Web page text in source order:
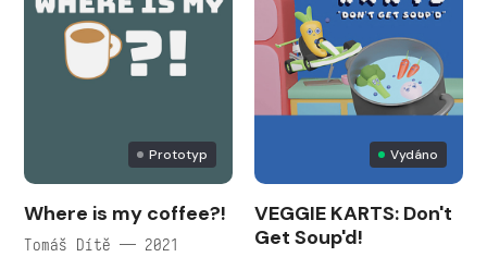
Prototyp
Where is my coffee?!
Tomáš Dítě — 2021
Vydáno
VEGGIE KARTS: Don't
Get Soup'd!